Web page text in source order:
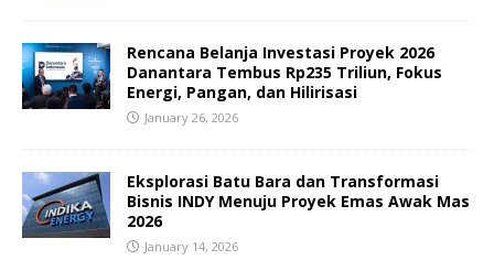
Rencana Belanja Investasi Proyek 2026
Danantara Tembus Rp235 Triliun, Fokus
Energi, Pangan, dan Hilirisasi
January 26, 2026
Eksplorasi Batu Bara dan Transformasi
Bisnis INDY Menuju Proyek Emas Awak Mas
2026
January 14, 2026